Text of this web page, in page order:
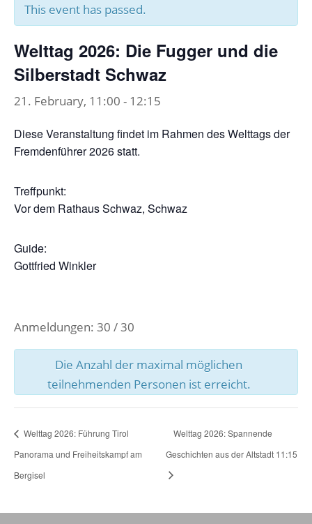
This event has passed.
Welttag 2026: Die Fugger und die
Silberstadt Schwaz
21. February, 11:00 - 12:15
Diese Veranstaltung findet im Rahmen des Welttags der
Fremdenführer 2026 statt.
Treffpunkt:
Vor dem Rathaus Schwaz, Schwaz
Guide:
Gottfried Winkler
Anmeldungen: 30 / 30
Die Anzahl der maximal möglichen
teilnehmenden Personen ist erreicht.
Welttag 2026: Führung Tirol
Panorama und Freiheitskampf am
Bergisel
Welttag 2026: Spannende
Geschichten aus der Altstadt 11:15